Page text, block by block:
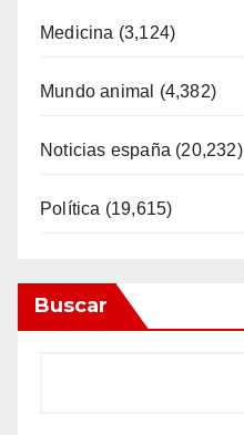
Medicina (3,124)
Mundo animal (4,382)
Noticias españa (20,232)
Política (19,615)
Buscar